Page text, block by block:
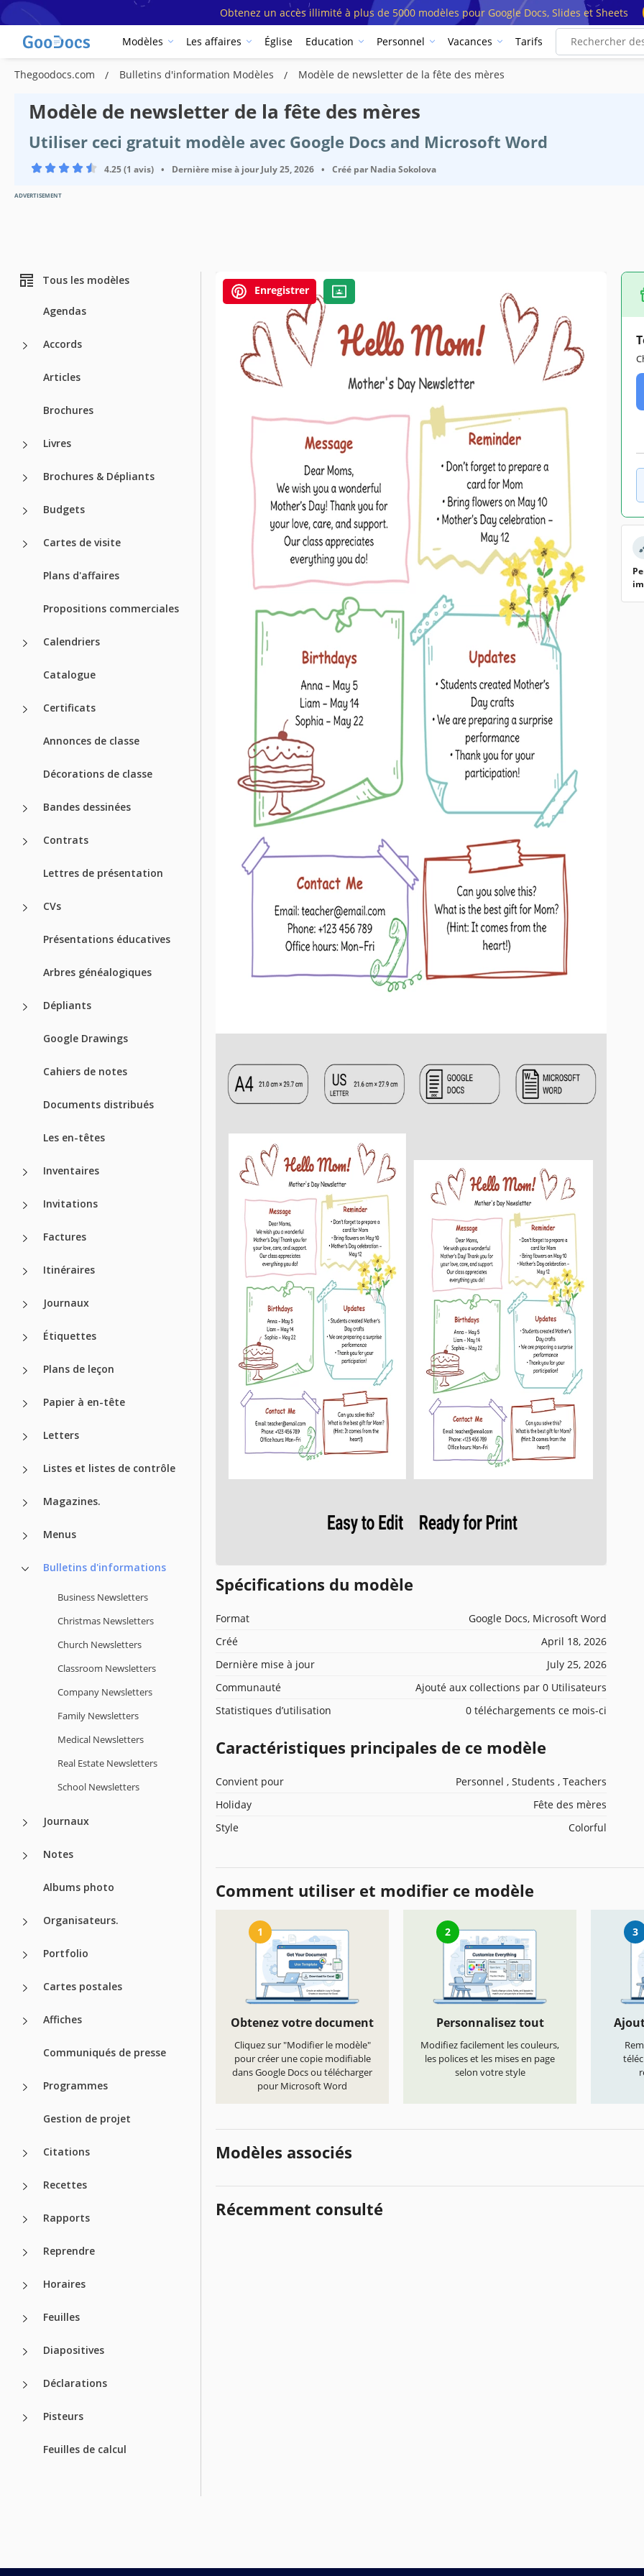
Obtenez un accès illimité à plus de 5000 modèles pour Google Docs, Slides et Sheets
Modèles Les affaires Église Education Personnel Vacances Tarifs
Thegoodocs.com Bulletins d'information Modèles Modèle de newsletter de la fête des mères
Modèle de newsletter de la fête des mères
Utiliser ceci gratuit modèle avec Google Docs and Microsoft Word
4.25 (1 avis) • Dernière mise à jour July 25, 2026 • Créé par Nadia Sokolova
ADVERTISEMENT
Tous les modèles
Agendas
Accords
Articles
Brochures
Livres
Brochures & Dépliants
Budgets
Cartes de visite
Plans d'affaires
Propositions commerciales
Calendriers
Catalogue
Certificats
Annonces de classe
Décorations de classe
Bandes dessinées
Contrats
Lettres de présentation
CVs
Présentations éducatives
Arbres généalogiques
Dépliants
Google Drawings
Cahiers de notes
Documents distribués
Les en-têtes
Inventaires
Invitations
Factures
Itinéraires
Journaux
Étiquettes
Plans de leçon
Papier à en-tête
Letters
Listes et listes de contrôle
Magazines.
Menus
Bulletins d'informations
Business Newsletters
Christmas Newsletters
Church Newsletters
Classroom Newsletters
Company Newsletters
Family Newsletters
Medical Newsletters
Real Estate Newsletters
School Newsletters
Journaux
Notes
Albums photo
Organisateurs.
Portfolio
Cartes postales
Affiches
Communiqués de presse
Programmes
Gestion de projet
Citations
Recettes
Rapports
Reprendre
Horaires
Feuilles
Diapositives
Déclarations
Pisteurs
Feuilles de calcul
Enregistrer
Spécifications du modèle
Format
Google Docs, Microsoft Word
Créé
April 18, 2026
Dernière mise à jour
July 25, 2026
Communauté
Ajouté aux collections par 0 Utilisateurs
Statistiques d’utilisation
0 téléchargements ce mois-ci
Caractéristiques principales de ce modèle
Convient pour
Personnel , Students , Teachers
Holiday
Fête des mères
Style
Colorful
Comment utiliser et modifier ce modèle
1
Obtenez votre document
Cliquez sur "Modifier le modèle"
pour créer une copie modifiable
dans Google Docs ou télécharger
pour Microsoft Word
2
Personnalisez tout
Modifiez facilement les couleurs,
les polices et les mises en page
selon votre style
3
Modèles associés
Récemment consulté